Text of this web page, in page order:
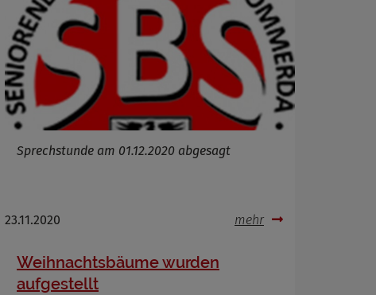
Sprechstunde am 01.12.2020 abgesagt
23.11.2020 mehr
Weihnachtsbäume wurden
aufgestellt